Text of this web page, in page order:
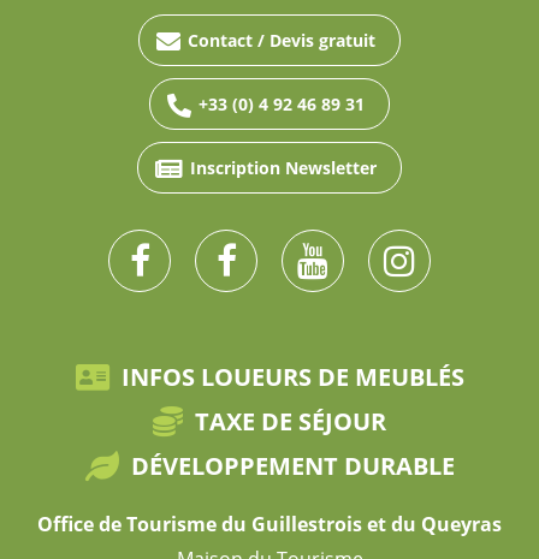
Contact / Devis gratuit
+33 (0) 4 92 46 89 31
Inscription Newsletter
INFOS LOUEURS DE MEUBLÉS
TAXE DE SÉJOUR
DÉVELOPPEMENT DURABLE
Office de Tourisme du Guillestrois et du Queyras